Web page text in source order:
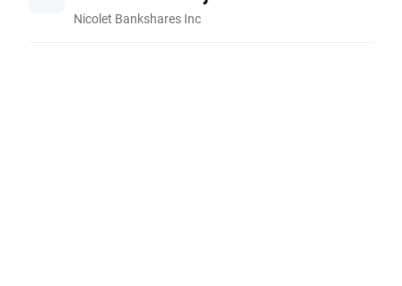
Nicolet Bankshares Inc